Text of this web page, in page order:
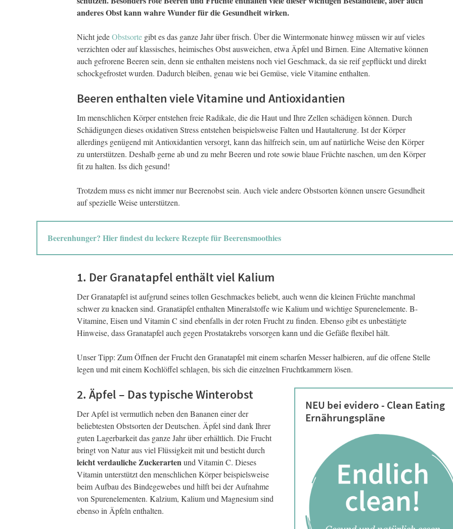
anderes Obst kann wahre Wunder für die Gesundheit wirken.
Nicht jedeObstsorte gibt es das ganze Jahr über frisch. Über die Wintermonate hinweg müssen wir auf vieles
verzichten oder auf klassisches, heimisches Obst ausweichen, etwa Äpfel und Birnen. Eine Alternative können
auch gefrorene Beeren sein, denn sie enthalten meistens noch viel Geschmack, da sie reif gepflückt und direkt
schockgefrostet wurden. Dadurch bleiben, genau wie bei Gemüse, viele Vitamine enthalten.
Beeren enthalten viele Vitamine und Antioxidantien
Im menschlichen Körper entstehen freie Radikale, die die Haut und Ihre Zellen schädigen können. Durch
Schädigungen dieses oxidativen Stress entstehen beispielsweise Falten und Hautalterung. Ist der Körper
allerdings genügend mit Antioxidantien versorgt, kann das hilfreich sein, um auf natürliche Weise den Körper
zu unterstützen. Deshalb gerne ab und zu mehr Beeren und rote sowie blaue Früchte naschen, um den Körper
fit zu halten. Iss dich gesund!
Trotzdem muss es nicht immer nur Beerenobst sein. Auch viele andere Obstsorten können unsere Gesundheit
auf spezielle Weise unterstützen.
Beerenhunger? Hier findest du leckere Rezepte für Beerensmoothies
1. Der Granatapfel enthält viel Kalium
Der Granatapfel ist aufgrund seines tollen Geschmackes beliebt, auch wenn die kleinen Früchte manchmal
schwer zu knacken sind. Granatäpfel enthalten Mineralstoffe wie Kalium und wichtige Spurenelemente. B-
Vitamine, Eisen und Vitamin C sind ebenfalls in der roten Frucht zu finden. Ebenso gibt es unbestätigte
Hinweise, dass Granatapfel auch gegen Prostatakrebs vorsorgen kann und die Gefäße flexibel hält.
Unser Tipp: Zum Öffnen der Frucht den Granatapfel mit einem scharfen Messer halbieren, auf die offene Stelle
legen und mit einem Kochlöffel schlagen, bis sich die einzelnen Fruchtkammern lösen.
NEU bei evidero - Clean Eating
Ernährungspläne
2. Äpfel – Das typische Winterobst
Der Apfel ist vermutlich neben den Bananen einer der
beliebtesten Obstsorten der Deutschen. Äpfel sind dank Ihrer
guten Lagerbarkeit das ganze Jahr über erhältlich. Die Frucht
bringt von Natur aus viel Flüssigkeit mit und besticht durch
leicht verdauliche Zuckerartenund Vitamin C. Dieses
Vitamin unterstützt den menschlichen Körper beispielsweise
beim Aufbau des Bindegewebes und hilft bei der Aufnahme
von Spurenelementen. Kalzium, Kalium und Magnesium sind
ebenso in Äpfeln enthalten.